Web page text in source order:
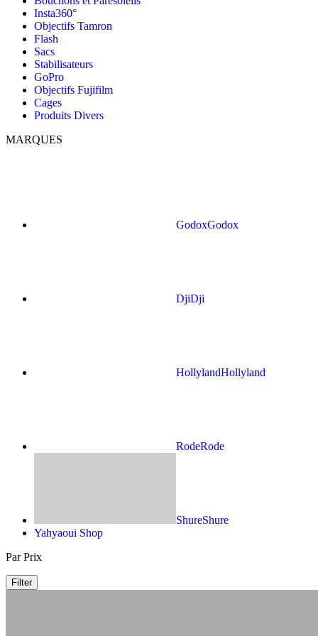
Insta360°
Objectifs Tamron
Flash
Sacs
Stabilisateurs
GoPro
Objectifs Fujifilm
Cages
Produits Divers
MARQUES
GodoxGodox
DjiDji
HollylandHollyland
RodeRode
ShureShure
Yahyaoui Shop
Par Prix
Filter